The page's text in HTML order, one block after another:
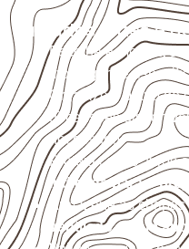
Cuidados antes e
Escolha a medida
montagem e
Organize o plano de
dimensões
necessário.
Proteja cortes, furos
indicada para o
Armazene as
ventilado e com